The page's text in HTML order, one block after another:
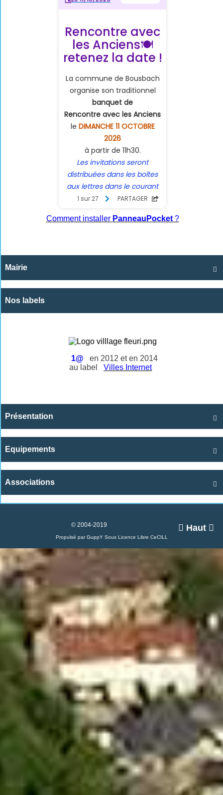
Comment installer PanneauPocket?

Mairie
Nos labels
1@
en 2012 et en 2014
au label
Villes Internet

Présentation

Equipements

Associations
 Haut 
© 2004-2019
Propulsé par GuppY Sous Licence Libre CeCILL